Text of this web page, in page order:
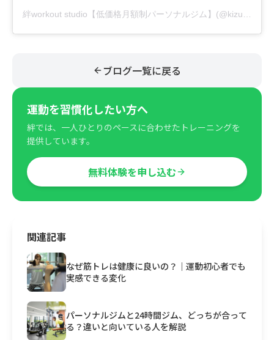
絆workout studio【低価格月額制パーソナルジム】(@kizuna_workout_studio)がシェアした投稿
ブログ一覧に戻る
運動を習慣化したい方へ
絆では、一人ひとりのペースに合わせたトレーニングを
提供しています。
無料体験を申し込む
関連記事
なぜ筋トレは健康に良いの？｜運動初心者でも
実感できる変化
パーソナルジムと24時間ジム、どっちが合って
る？違いと向いている人を解説